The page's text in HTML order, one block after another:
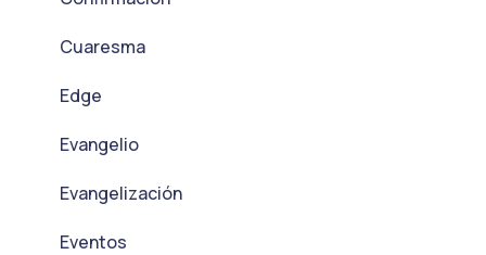
Cuaresma
Edge
Evangelio
Evangelización
Eventos